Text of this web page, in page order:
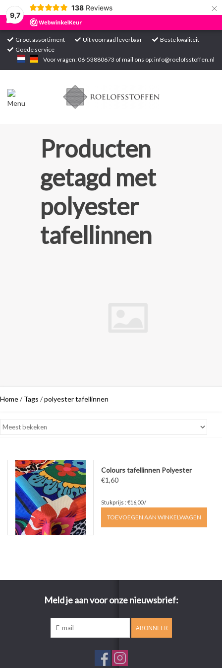
9,7
138 Reviews ×
Groot assortiment Uit voorraad leverbaar
Beste kwaliteit
Goede service
Voor vragen: 06-53880673 of mail ons op:info@roelofsstoffen.nl
Home
Producten
getagd met
polyester
tafellinnen
Home/ Tags /polyester tafellinnen
Colours tafellinnen Polyester
€1,60
Stukprijs : €16,00 /
TOEVOEGEN AAN WINKELWAGEN
Meld je aan voor onze nieuwsbrief:
ABONNEER